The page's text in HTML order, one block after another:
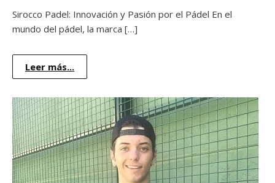
Sirocco Padel: Innovación y Pasión por el Pádel En el
mundo del pádel, la marca […]
Leer más...